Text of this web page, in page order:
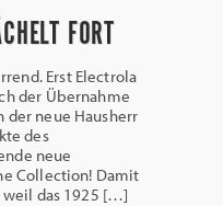
FORT
Erst Electrola
der Übernahme
der neue Hausherr
des
neue
Collection! Damit
weil das 1925 […]